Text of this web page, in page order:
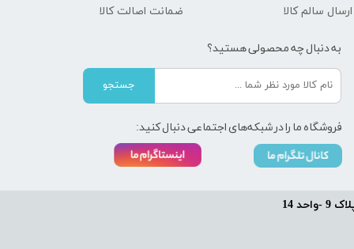
14
سالم کالا ضمانت اصالت کالا
به دنبال چه محصولی هستید؟
جستجو
فروشگاه ما را در شبکه‌های اجتماعی دنبال کنید: